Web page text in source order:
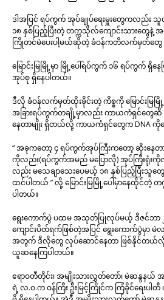
ဒါအပြင် ရပ်ကွက် အုပ်ချုပ်ရေးမှူးတွေကလည်း
၁၈ နှစ်ပြည့်ပြီးတဲ့ တက္ကသိုလ်ကျောင်းသားတွေနဲ့
ကြိုတင်မဲပေးပါ့မယ်ဆိုတဲ့ ခံဝန်ကတိလက်မှတ်တွေ
မြောင်းမြမြို့မှာ မြို့ပေါ်ရပ်ကွက် ၁၆ ရပ်ကွက် ရှိနေပ
အုပ်စု ရှိနေပါတယ်။
ဒီလို ခံဝန်လက်မှတ်ထိုးခိုင်းတဲ့ ကိစ္စကို မြောင်းမြမ
အခြားရပ်ကွက်တချို့မှာလည်း ကာယကံရှင်တွေဆီ
နေတာမျိုး ရှိတယ်လို့ ကာယကံရှင်တွေက DNA ကိုပြ
“ အခုကတော့ ၄ ရပ်ကွက်အုပ်ကြီးကတော့ ဆိုးနေတာ
ကိုလည်း(ရပ်ကွက်အမည် မပြောလို) အုပ်ကြီးရုံးကိုလာ
လည်း မသေချာသေးပေမယ့် ၁၈ နှစ်ပြည့်ပြီးသူ
ထင်ပါတယ် ” လို့ မြောင်းမြမြို့ပေါ်မှာနေထိုင်တဲ့
ပါတယ်။
ရွေးကောက်ပွဲ ပထမ အသုတ်ပြုလုပ်မယ့် ဒီဇင်ဘာ
ကျောင်းပိတ်ရက်ဖြစ်တဲ့အပြင် ရွေးကောက်ပွဲမှာ မဲ
အတွက် ဒီလိုတွေ လုပ်ဆောင်နေတာ ဖြစ်နိုင်တယ်လို့
ယူဆနေကြပါတယ်။
ဧရာဝတီတိုင်း၊ အမျိုးသားလွှတ်တော်၊ မဲဆန္ဒန
ရဲ့ လ.ဝ.က ဝန်ကြီး ဦးမြင့်ကြိုင်က ကြံခိုင်ရေးပါ